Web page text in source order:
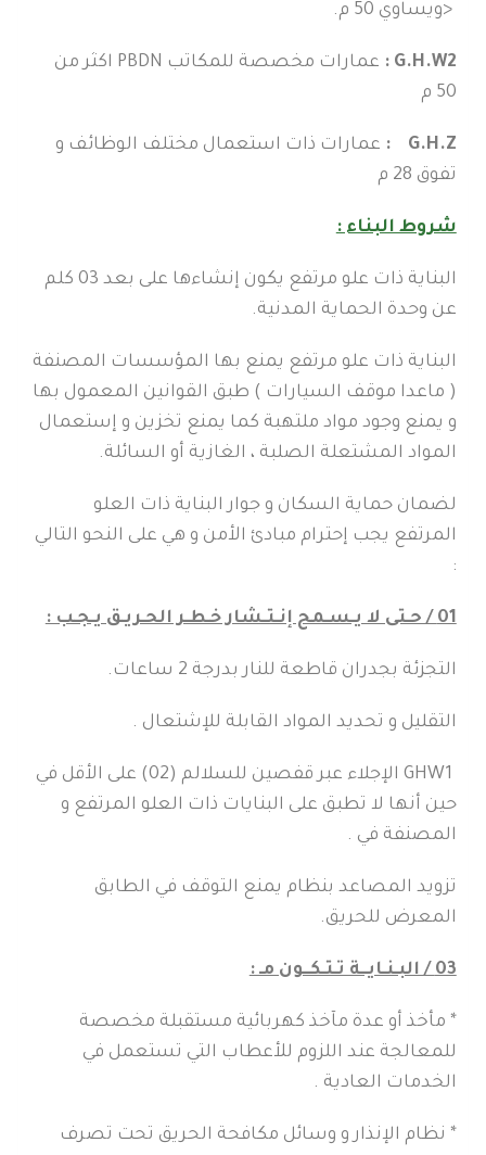
<ويساوي 50 م.
G.H.W2
: عمارات مخصصة للمكاتب PBDN اكثر من
50 م
G.H.Z
: عمارات ذات استعمال مختلف الوظائف و
تفوق 28 م
شروط البناء :
البناية ذات علو مرتفع يكون إنشاءها على بعد 03 كلم
عن وحدة الحماية المدنية.
البناية ذات علو مرتفع يمنع بها المؤسسات المصنفة
( ماعدا موقف السيارات ) طبق القوانين المعمول بها
و يمنع وجود مواد ملتهبة كما يمنع تخزين و إستعمال
المواد المشتعلة الصلبة ، الغازية أو السائلة.
لضمان حماية السكان و جوار البناية ذات العلو
المرتفع يجب إحترام مبادئ الأمن و هي على النحو التالي
:
01 / حـتى لا يـسـمح إنـتـشار خـطـر الحـريـق يـجـب :
التجزئة بجدران قاطعة للنار بدرجة 2 ساعات.
التقليل و تحديد المواد القابلة للإشتعال .
GHW1
الإجلاء عبر قفصين للسلالم (02) على الأقل في
حين أنها لا تطبق على البنايات ذات العلو المرتفع و
المصنفة في .
تزويد المصاعد بنظام يمنع التوقف في الطابق
المعرض للحريق.
03 / البـنـايــة تـتـكــون مـ :
* مأخذ أو عدة مآخذ كهربائية مستقبلة مخصصة
للمعالجة عند اللزوم للأعطاب التي تستعمل في
الخدمات العادية .
* نظام الإنذار و وسائل مكافحة الحريق تحت تصرف